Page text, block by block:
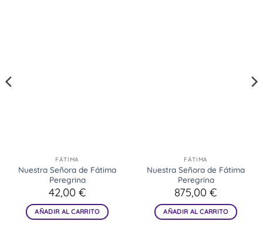
FÁTIMA
Nuestra Señora de Fátima
Peregrina
42,00 €
AÑADIR AL CARRITO
FÁTIMA
Nuestra Señora de Fátima
Peregrina
875,00 €
AÑADIR AL CARRITO